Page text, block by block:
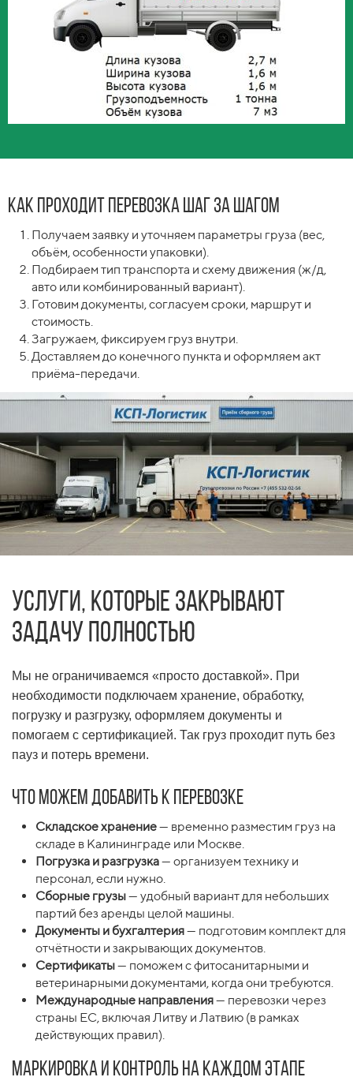
Как проходит перевозка шаг за шагом
Получаем заявку и уточняем параметры груза (вес,
объём, особенности упаковки).
Подбираем тип транспорта и схему движения (ж/д,
авто или комбинированный вариант).
Готовим документы, согласуем сроки, маршрут и
стоимость.
Загружаем, фиксируем груз внутри.
Доставляем до конечного пункта и оформляем акт
приёма-передачи.
Услуги, которые закрывают
задачу полностью
Мы не ограничиваемся «просто доставкой». При
необходимости подключаем хранение, обработку,
погрузку и разгрузку, оформляем документы и
помогаем с сертификацией. Так груз проходит путь без
пауз и потерь времени.
Что можем добавить к перевозке
Складское хранение— временно разместим груз на
складе в Калининграде или Москве.
Погрузка и разгрузка— организуем технику и
персонал, если нужно.
Сборные грузы— удобный вариант для небольших
партий без аренды целой машины.
Документы и бухгалтерия— подготовим комплект для
отчётности и закрывающих документов.
Сертификаты— поможем с фитосанитарными и
ветеринарными документами, когда они требуются.
Международные направления— перевозки через
страны ЕС, включая Литву и Латвию (в рамках
действующих правил).
Маркировка и контроль на каждом этапе